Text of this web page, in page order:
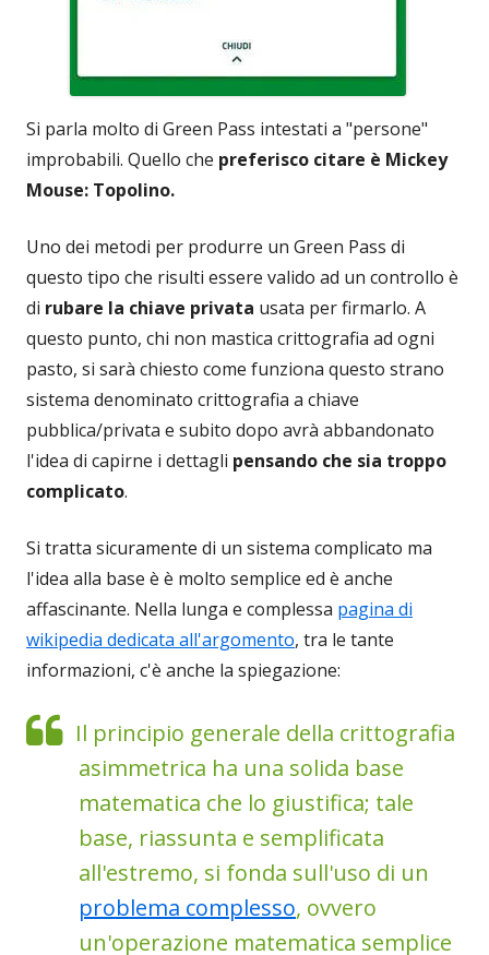
Si parla molto di Green Pass intestati a "persone"
improbabili. Quello che preferisco citare è Mickey
Mouse: Topolino.
Uno dei metodi per produrre un Green Pass di
questo tipo che risulti essere valido ad un controllo è
di rubare la chiave privata usata per firmarlo. A
questo punto, chi non mastica crittografia ad ogni
pasto, si sarà chiesto come funziona questo strano
sistema denominato crittografia a chiave
pubblica/privata e subito dopo avrà abbandonato
l'idea di capirne i dettagli pensando che sia troppo
complicato.
Si tratta sicuramente di un sistema complicato ma
l'idea alla base è è molto semplice ed è anche
affascinante. Nella lunga e complessa pagina di
wikipedia dedicata all'argomento, tra le tante
informazioni, c'è anche la spiegazione:
Il principio generale della crittografia
asimmetrica ha una solida base
matematica che lo giustifica; tale
base, riassunta e semplificata
all'estremo, si fonda sull'uso di un
problema complesso, ovvero
un'operazione matematica semplice